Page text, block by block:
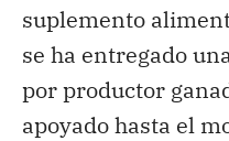
suplemento
se ha entregado
por productor
apoyado hasta el